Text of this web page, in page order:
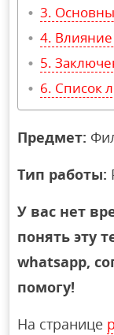
Список
Предмет:
Тип работы:
У вас нет
понять эту
whatsapp,
помогу!
На странице